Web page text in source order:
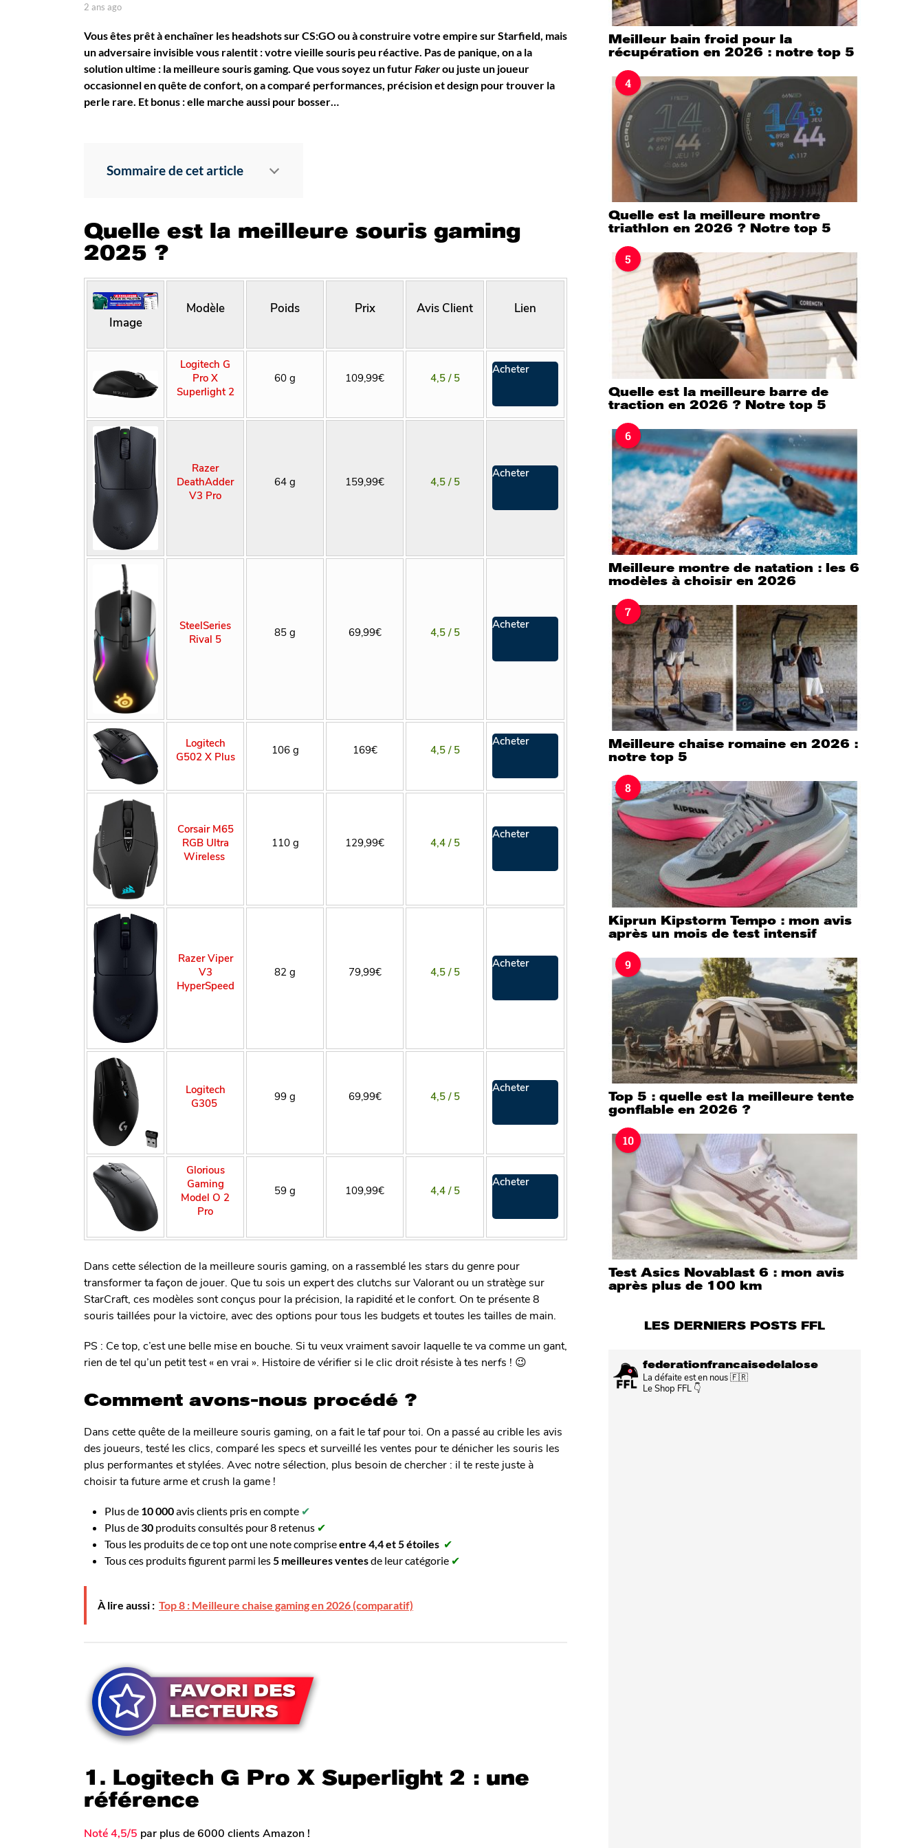
7
o
i
s
a
g
p
r
a
u
l
D
u
2 ans ago
o
s
a
g
o
Vous êtes prêt à enchaîner les headshots sur CS:GO ou à construire votre empire sur Starfield, mais
un adversaire invisible vous ralentit : votre vieille souris peu réactive. Pas de panique, on a la
solution ultime : la meilleure souris gaming. Que vous soyez un futurFakerou juste un joueur
occasionnel en quête de confort, on a comparé performances, précision et design pour trouver la
perle rare. Et bonus : elle marche aussi pour bosser…
Sommaire de cet article
Quelle est la meilleure souris gaming
2025 ?
Image
Modèle Poids Prix Avis Client Lien
Logitech G
Pro X
Superlight 2
60 g 109,99€ 4,5 / 5
Acheter
Razer
DeathAdder
V3 Pro
64 g 159,99€ 4,5 / 5
Acheter
SteelSeries
Rival 5
85 g 69,99€ 4,5 / 5
Acheter
Logitech
G502 X Plus
106 g 169€ 4,5 / 5
Acheter
Corsair M65
RGB Ultra
Wireless
110 g 129,99€ 4,4 / 5
Acheter
Razer Viper
V3
HyperSpeed
82 g 79,99€ 4,5 / 5
Acheter
Logitech
G305
99 g 69,99€ 4,5 / 5
Acheter
Glorious
Gaming
Model O 2
Pro
59 g 109,99€ 4,4 / 5
Acheter
Dans cette sélection de la meilleure souris gaming, on a rassemblé les stars du genre pour
transformer ta façon de jouer. Que tu sois un expert des clutchs sur Valorant ou un stratège sur
StarCraft, ces modèles sont conçus pour la précision, la rapidité et le confort. On te présente 8
souris taillées pour la victoire, avec des options pour tous les budgets et toutes les tailles de main.
PS : Ce top, c’est une belle mise en bouche. Si tu veux vraiment savoir laquelle te va comme un gant,
rien de tel qu’un petit test « en vrai ». Histoire de vérifier si le clic droit résiste à tes nerfs ! 😉
Comment avons-nous procédé ?
Dans cette quête de la meilleure souris gaming, on a fait le taf pour toi. On a passé au crible les avis
des joueurs, testé les clics, comparé les specs et surveillé les ventes pour te dénicher les souris les
plus performantes et stylées. Avec notre sélection, plus besoin de chercher : il te reste juste à
choisir ta future arme et crush la game !
Plus de 10 000avis clients pris en compte ✔
Plus de30 produits consultés pour 8 retenus ✔
Tous les produits de ce top ont une note compriseentre 4,4 et 5 étoiles ✔
Tous ces produits figurent parmi les5 meilleures ventesde leur catégorie ✔
À lire aussi : Top 8 : Meilleure chaise gaming en 2026 (comparatif)
1. Logitech G Pro X Superlight 2 : une
référence
Noté 4,5/5 par plus de 6000 clients Amazon !
Meilleur bain froid pour la
récupération en 2026 : notre top 5
4
Quelle est la meilleure montre
triathlon en 2026 ? Notre top 5
5
Quelle est la meilleure barre de
traction en 2026 ? Notre top 5
6
Meilleure montre de natation : les 6
modèles à choisir en 2026
7
Meilleure chaise romaine en 2026 :
notre top 5
8
Kiprun Kipstorm Tempo : mon avis
après un mois de test intensif
9
Top 5 : quelle est la meilleure tente
gonflable en 2026 ?
10
Test Asics Novablast 6 : mon avis
après plus de 100 km
LES DERNIERS POSTS FFL
federationfrancaisedelalose
La défaite est en nous 🇫🇷
Le Shop FFL 👇